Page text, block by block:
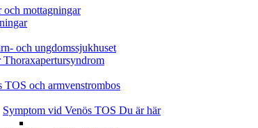
och mottagningar
och ungdomssjukhuset
TOS och armvenstrombos
Symptom vid Venös TOS Du är här